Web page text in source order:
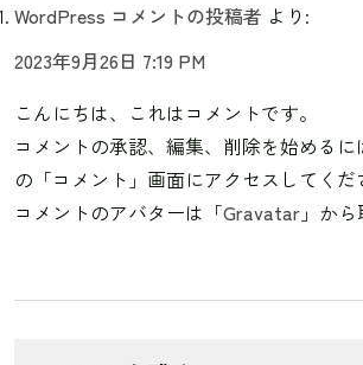
WordPress コメントの投稿者 より:
2023年9月26日 7:19 PM
こんにちは、これはコメントです。
コメントの承認、編集、削除を始める
の「コメント」画面にアクセスしてくだ
コメントのアバターは「Gravatar 」か